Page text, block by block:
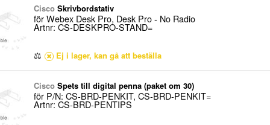
Cisco Skrivbordstativ
för Webex Desk Pro, Desk Pro - No Radio
Artnr: CS-DESKPRO-STAND=
⚖ Ej i lager, kan gå att beställa
Cisco Spets till digital penna (paket om 30)
för P/N: CS-BRD-PENKIT, CS-BRD-PENKIT=
Artnr: CS-BRD-PENTIPS